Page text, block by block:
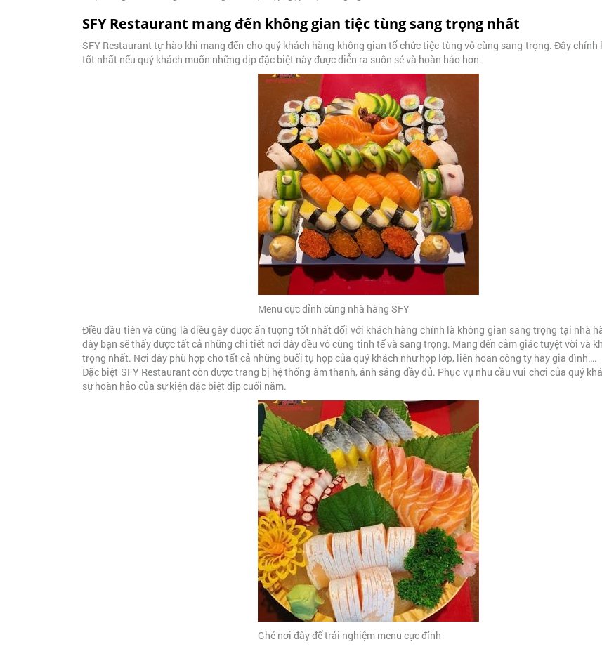
SFY Restaurant mang đến không gian tiệc tùng sang trọng nhất
SFY Restaurant tự hào khi mang đến cho quý khách hàng không gian tổ chức tiệc tùng vô cùng sang trọng. Đây chính
tốt nhất nếu quý khách muốn những dịp đặc biệt này được diễn ra suôn sẻ và hoàn hảo hơn.
Menu cực đỉnh cùng nhà hàng SFY
Điều đầu tiên và cũng là điều gây được ấn tượng tốt nhất đối với khách hàng chính là không gian sang trọng tại nhà
đây bạn sẽ thấy được tất cả những chi tiết nơi đây đều vô cùng tinh tế và sang trọng. Mang đến cảm giác tuyệt vời và
trọng nhất. Nơi đây phù hợp cho tất cả những buổi tụ họp của quý khách như họp lớp, liên hoan công ty hay gia đình….
Đặc biệt SFY Restaurant còn được trang bị hệ thống âm thanh, ánh sáng đầy đủ. Phục vụ nhu cầu vui chơi của quý
sự hoàn hảo của sự kiện đặc biệt dịp cuối năm.
Ghé nơi đây để trải nghiệm menu cực đỉnh